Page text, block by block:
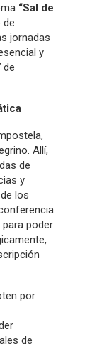
“Sal de
de
jornadas
y
de
Allí,
de
y
los
poder
por
de